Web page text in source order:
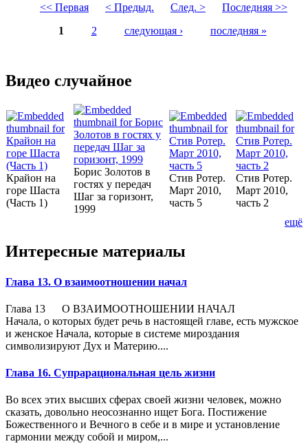
<< Первая < Предыд. След. > Последняя >>
1 2 следующая › последняя »
Видео случайное
Крайон на
горе Шаста
(Часть 1)
Борис Золотов в
гостях у передач
Шаг за горизонт,
1999
Стив Ротер.
Март 2010,
часть 5
Стив Ротер.
Март 2010,
часть 2
ещё
Интересные материалы
Глава 13. О взаимоотношении начал
Глава 13 О ВЗАИМООТНОШЕНИИ НАЧАЛ
Начала, о которых будет речь в настоящей главе, есть мужское
и женское Начала, которые в системе мироздания
символизируют Дух и Материю....
Глава 16. Супрарациональная цель жизни
Во всех этих высших сферах своей жизни человек, можно
сказать, довольно неосознанно ищет Бога. Постижение
Божественного и Вечного в себе и в мире и установление
гармонии между собой и миром,...